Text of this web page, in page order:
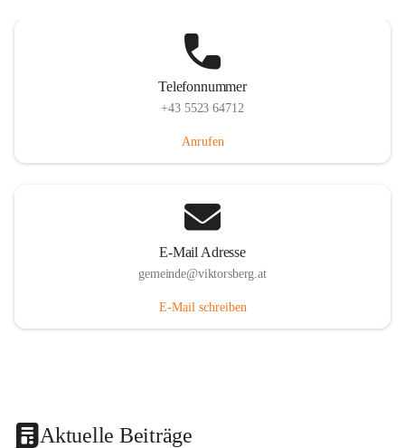
Telefonnummer
+43 5523 64712
Anrufen
E-Mail Adresse
gemeinde@viktorsberg.at
E-Mail schreiben
Aktuelle Beiträge